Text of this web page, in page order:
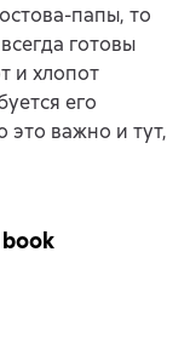
папы, то
готовы
и хлопот
его
это важно и тут,